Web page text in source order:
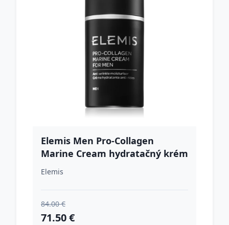
Elemis Men Pro-Collagen
Marine Cream hydratačný krém
proti vráskam 30 ml
Elemis
84.00 €
71.50 €